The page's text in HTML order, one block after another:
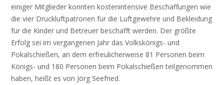
einiger Mitglieder konnten kostenintensive Beschaffungen wie
die vier Druckluftpatronen für die Luftgewehre und Bekleidung
für die Kinder und Betreuer beschafft werden. Der größte
Erfolg sei im vergangenen Jahr das Volkskönigs- und
Pokalschießen, an dem erfreulicherweise 81 Personen beim
Königs- und 180 Personen beim Pokalschießen teilgenommen
haben, heißt es von Jörg Seefried.